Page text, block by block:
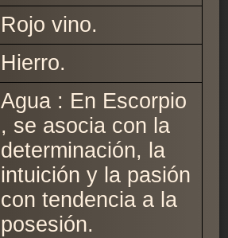
Rojo vino.
Hierro.
Agua : En Escorpio
, se asocia con la
determinación, la
intuición y la pasión
con tendencia a la
posesión.